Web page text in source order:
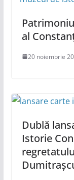
al
20 noiembrie
Dublă
Istorie